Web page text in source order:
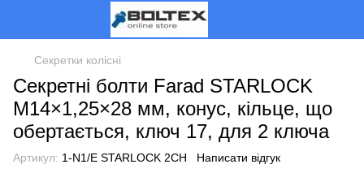
Секретки колісні
Секретні болти Farad STARLOCK
M14×1,25×28 мм, конус, кільце, що
обертається, ключ 17, для 2 ключа
Артикул: 1-N1/E STARLOCK 2CH Написати відгук